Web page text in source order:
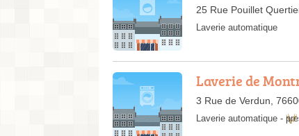
25 Rue Pouillet
Laverie automatique
Laverie de
3 Rue de Verdun,
Laverie automatique -